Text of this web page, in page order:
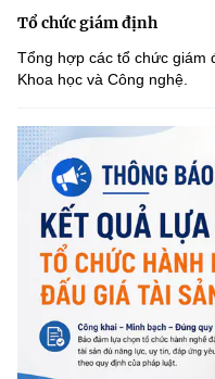
Tổ chức giám định
Tổng hợp các tổ chức giám
Khoa học và Công nghệ.